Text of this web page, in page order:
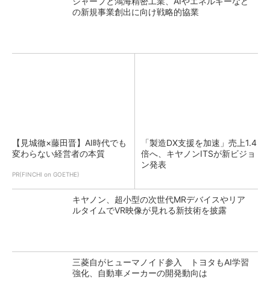
の新規事業創出に向け戦略的協業
【見城徹×藤田晋】AI時代でも
変わらない経営者の本質
PR(FINCHI on GOETHE)
「製造DX支援を加速」売上1.4
倍へ、キヤノンITSが新ビジョ
ン発表
キヤノン、超小型の次世代MRデバイスやリア
ルタイムでVR映像が見れる新技術を披露
三菱自がヒューマノイド参入 トヨタもAI学習
強化、自動車メーカーの開発動向は